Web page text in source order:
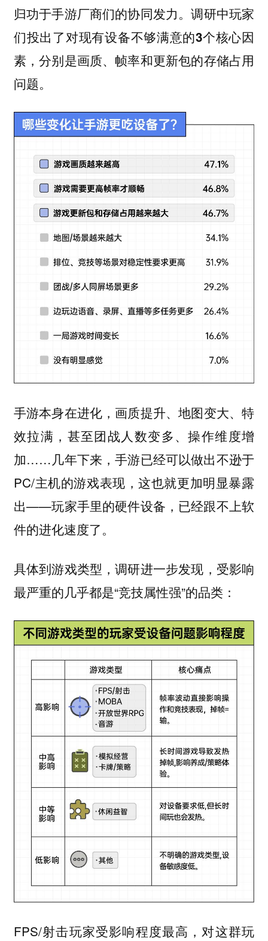
归功于手游厂商们的协同发力。调研中玩家
们投出了对现有设备不够满意的3个核心因
素，分别是画质、帧率和更新包的存储占用
问题。
手游本身在进化，画质提升、地图变大、特
效拉满，甚至团战人数变多、操作维度增
加……几年下来，手游已经可以做出不逊于
PC/主机的游戏表现，这也就更加明显暴露
出——玩家手里的硬件设备，已经跟不上软
件的进化速度了。
具体到游戏类型，调研进一步发现，受影响
最严重的几乎都是“竞技属性强”的品类：
FPS/射击玩家受影响程度最高，对这群玩